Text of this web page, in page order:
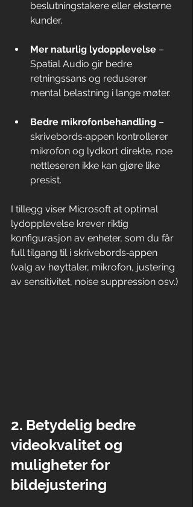
beslutningstakere eller eksterne
kunder.
Mer naturlig lydopplevelse –
Spatial Audio gir bedre
retningssans og reduserer
mental belastning i lange møter.
Bedre mikrofonbehandling –
skrivebords‑appen kontrollerer
mikrofon og lydkort direkte, noe
nettleseren ikke kan gjøre like
presist.
I tillegg viser Microsoft at optimal
lydopplevelse krever riktig
konfigurasjon av enheter, som du får
full tilgang til i skrivebords‑appen
(valg av høyttaler, mikrofon, justering
av sensitivitet, noise suppression osv.)
2. Betydelig bedre
videokvalitet og
muligheter for
bildejustering